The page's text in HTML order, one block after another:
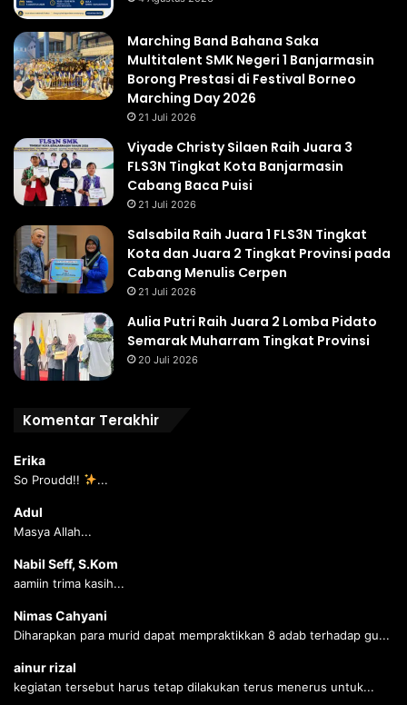
Marching Band Bahana Saka
Multitalent SMK Negeri 1 Banjarmasin
Borong Prestasi di Festival Borneo
Marching Day 2026
21 Juli 2026
Viyade Christy Silaen Raih Juara 3
FLS3N Tingkat Kota Banjarmasin
Cabang Baca Puisi
21 Juli 2026
Salsabila Raih Juara 1 FLS3N Tingkat
Kota dan Juara 2 Tingkat Provinsi pada
Cabang Menulis Cerpen
21 Juli 2026
Aulia Putri Raih Juara 2 Lomba Pidato
Semarak Muharram Tingkat Provinsi
20 Juli 2026
Komentar Terakhir
Erika
So Proudd!! ...
Adul
Masya Allah...
Nabil Seff, S.Kom
aamiin trima kasih...
Nimas Cahyani
Diharapkan para murid dapat mempraktikkan 8 adab terhadap gu...
ainur rizal
kegiatan tersebut harus tetap dilakukan terus menerus untuk...